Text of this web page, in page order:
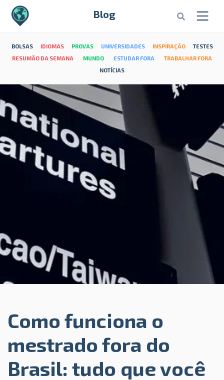
Blog
BOLSAS IDIOMAS PROVAS UNIVERSIDADES INSPIRAÇÃO
TESTES
RESUMÃO DA SEMANA
MUNDO ESTUDAR FORA
TRABALHAR FORA
NOTÍCIAS
Como funciona o
mestrado fora do
Brasil: tudo que você